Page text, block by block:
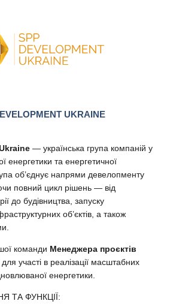
— українська група компаній у
енергетики та енергетичної
об’єднує напрями девелопменту
повний цикл рішень — від
до будівництва, запуску
об’єктів, а також
команди Менеджера проєктів
для участі в реалізації масштабних
енергетики.
ТА ФУНКЦІЇ:
UKRAINE